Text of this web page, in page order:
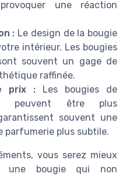
une réaction
: Le design de la bougie
intérieur. Les bougies
souvent un gage de
raffinée.
prix : Les bougies de
peuvent être plus
souvent une
parfumerie plus subtile.
vous serez mieux
une bougie qui non